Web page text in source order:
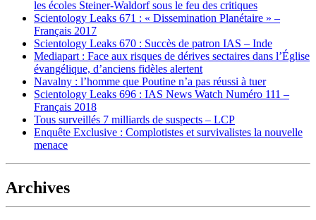
les écoles Steiner-Waldorf sous le feu des critiques
Scientology Leaks 671 : « Dissemination Planétaire » –
Français 2017
Scientology Leaks 670 : Succès de patron IAS – Inde
Mediapart : Face aux risques de dérives sectaires dans l’Église
évangélique, d’anciens fidèles alertent
Navalny : l’homme que Poutine n’a pas réussi à tuer
Scientology Leaks 696 : IAS News Watch Numéro 111 –
Français 2018
Tous surveillés 7 milliards de suspects – LCP
Enquête Exclusive : Complotistes et survivalistes la nouvelle
menace
Archives